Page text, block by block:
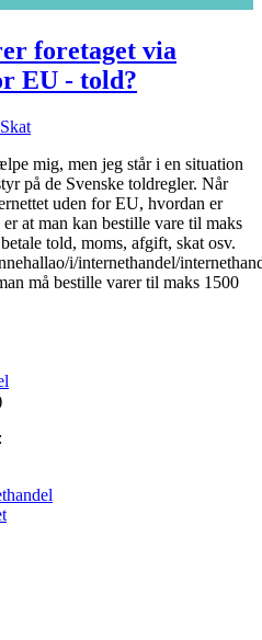
foretaget via
EU - told?
Skat
mig, men jeg står i en situation
på de Svenske toldregler. Når
uden for EU, hvordan er
at man kan bestille vare til maks
told, moms, afgift, skat osv.
i/internethandel/
må bestille varer til maks 1500